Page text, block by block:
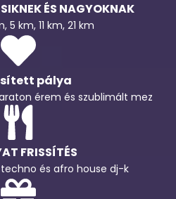
ÉS NAGYOKNAK
5 km, 11 km, 21 km
pálya
érem és szublimált mez
FRISSÍTÉS
és afro house dj-k